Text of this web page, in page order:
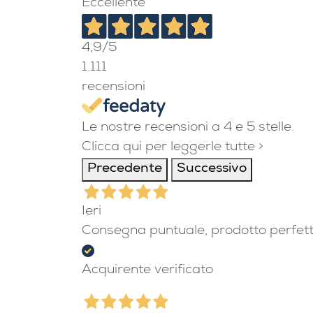
Eccellente
4,9/5
1.111
recensioni
Le nostre recensioni a 4 e 5 stelle.
Clicca qui per leggerle tutte >
Precedente
Successivo
Ieri
Consegna puntuale, prodotto
Acquirente verificato